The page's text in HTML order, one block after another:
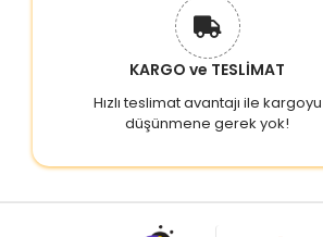
DEPA-KONZA
KARGO ve TESLİMAT
Hızlı teslimat avantajı ile kargoyu
düşünmene gerek yok!